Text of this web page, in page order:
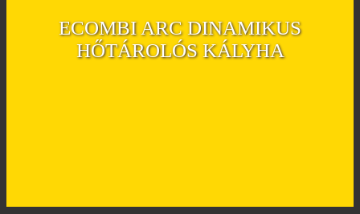
ECOMBI ARC DINAMIKUS
HŐTÁROLÓS KÁLYHA